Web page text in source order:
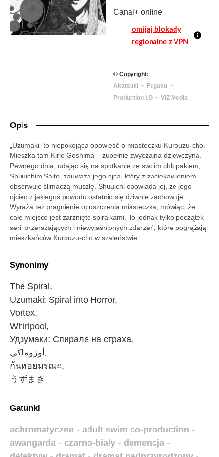
Canal+ online
omijaj blokady
regionalne z VPN
© Copyright:
Akatsuki- Fugaku-
Production I.G- VIZ Media
Opis
„Uzumaki” to niepokojąca opowieść o miasteczku Kurouzu-cho.
Mieszka tam Kirie Goshima – zupełnie zwyczajna dziewczyna.
Pewnego dnia, udając się na spotkanie ze swoim chłopakiem,
Shuuichim Saito, zauważa jego ojca, który z zaciekawieniem
obserwuje ślimaczą muszlę. Shuuichi opowiada jej, że jego
ojciec z jakiegoś powodu ostatnio się dziwnie zachowuje.
Wyraża też pragnienie opuszczenia miasteczka, mówiąc, że
całe miejsce jest zarżnięte spiralkami. To jednak tylko początek
serii przerażających i niewyjaśnionych zdarzeń, które pogrążają
mieszkańców Kurouzu-cho w szaleństwie.
Synonimy
The Spiral,
Uzumaki: Spiral into Horror,
Vortex,
Whirlpool,
Удзумаки: Спирала на страха,
أوزوماكي,
ก้นหอยมรณะ,
うずまき
Gatunki
achromatyczne - adult swim co-production -
awangarda - czarno-biały - demencja -